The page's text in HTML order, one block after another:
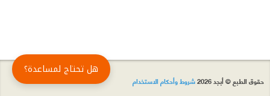
حقوق الطبع © أبجد 2026 شروط وأحكام الاستخدام
هل تحتاج لمساعدة؟